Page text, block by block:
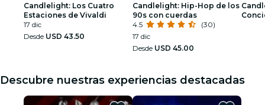
Candlelight: Los Cuatro
Estaciones de Vivaldi
17 dic
Desde USD 43.50
Candlelight: Hip-Hop de los
90s con cuerdas
4.5
(30)
17 dic
Desde USD 45.00
Descubre nuestras experiencias destacadas